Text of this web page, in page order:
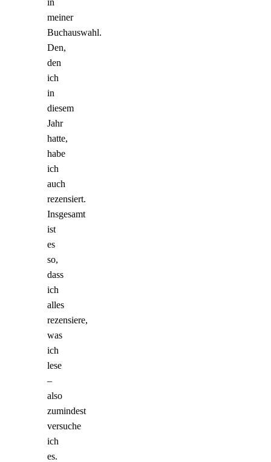
meiner
Buchauswahl.
Den,
den
ich
in
diesem
Jahr
hatte,
habe
ich
auch
rezensiert.
Insgesamt
ist
es
so,
dass
ich
alles
rezensiere,
was
ich
lese
–
also
zumindest
versuche
ich
es.